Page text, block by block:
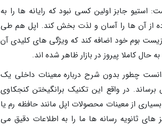
جابز اولین کسی نبود که رایانه ها را به
از آن ها را آسان و لذت بخش کند. اپل هم طی
بوم خود اضافه کند که ویژگی های کلیدی آن
حال کاملا پیروز در بازار ظاهر شده اند.
چطور بدون شرح درباره معینات داخلی یک
در واقع این تکنیک برانگیختن کنجکاوی
از معینات محصولات اپل مانند حافظه رم یا
ثانویه رسانه ها ما را به اطلاعات دقیق می